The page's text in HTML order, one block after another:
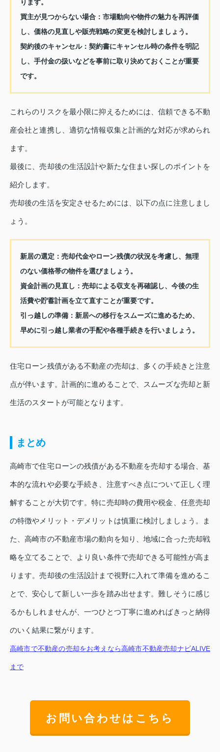
ります。
買主が見つからない場合： 市場動向や物件の魅力を再評価
し、価格の見直しや販売戦略の変更を検討しましょう。
契約後のキャンセル： 契約書にキャンセル時の条件を明記
し、手付金の扱いなどを事前に取り決めておくことが重要
です。
これらのリスクを最小限に抑えるためには、信頼できる不動
産会社と連携し、適切な情報収集と計画的な対応が求められ
ます。
最後に、売却後の生活設計や新たな住まい探しのポイントを
紹介します。
売却後の生活を安定させるためには、以下の点に注意しまし
ょう。
新居の選定： 売却代金やローン残債の状況を考慮し、無理
のない価格帯の物件を選びましょう。
資金計画の見直し： 売却による収支を再確認し、今後の生
活費や貯蓄計画を立て直すことが重要です。
引っ越しの準備： 新居への移行をスムーズに進めるため、
早めに引っ越し業者の手配や各種手続きを行いましょう。
住宅ローン残債がある不動産の売却は、多くの手続きと注意
点が伴います。計画的に進めることで、スムーズな売却と新
生活のスタートが可能となります。
まとめ
高崎市で住宅ローンの残債がある不動産を売却する場合、基
本的な流れや必要な手続き、注意すべき点について正しく理
解することが大切です。特に売却時の費用や税金、任意売却
の特徴やメリット・デメリットは慎重に検討しましょう。ま
た、高崎市の不動産市場の動向を知り、地域に合った売却戦
略を立てることで、より良い条件で売却できる可能性が高ま
ります。売却後の生活設計まで視野に入れて準備を進めるこ
とで、安心して新しい一歩を踏み出せます。難しそうに感じ
るかもしれませんが、一つひとつ丁寧に進めればきっと納得
のいく結果に繋がります。
高崎市で不動産の売却をお考えなら高崎市不動産売却ナビALIVE
まで
お問い合わせはこちら